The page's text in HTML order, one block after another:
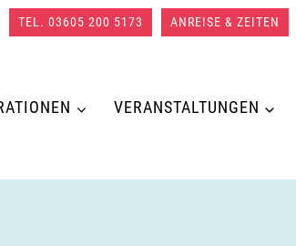
TEL. 03605 200 5173 ANREISE & ZEITEN
VERANSTALTUNGEN